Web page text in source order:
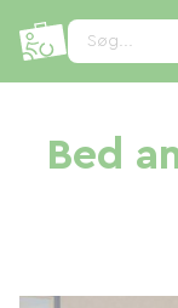
Søg...
Bed
CCookie-